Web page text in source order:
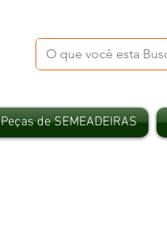
Peças de SEMEADEIRAS